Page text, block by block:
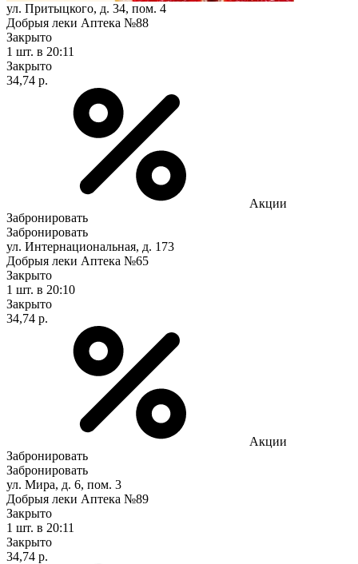
ул. Притыцкого, д. 34, пом. 4
Добрыя леки Аптека №88
Закрыто
1 шт. в 20:11
Закрыто
34,74 р.
Акции
Забронировать
Забронировать
ул. Интернациональная, д. 173
Добрыя леки Аптека №65
Закрыто
1 шт. в 20:10
Закрыто
34,74 р.
Акции
Забронировать
Забронировать
ул. Мира, д. 6, пом. 3
Добрыя леки Аптека №89
Закрыто
1 шт. в 20:11
Закрыто
34,74 р.